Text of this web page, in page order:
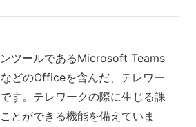
ツールであるMicrosoft Teams
どのOfficeを含んだ、テレワー
す。テレワークの際に生じる課
とができる機能を備えていま